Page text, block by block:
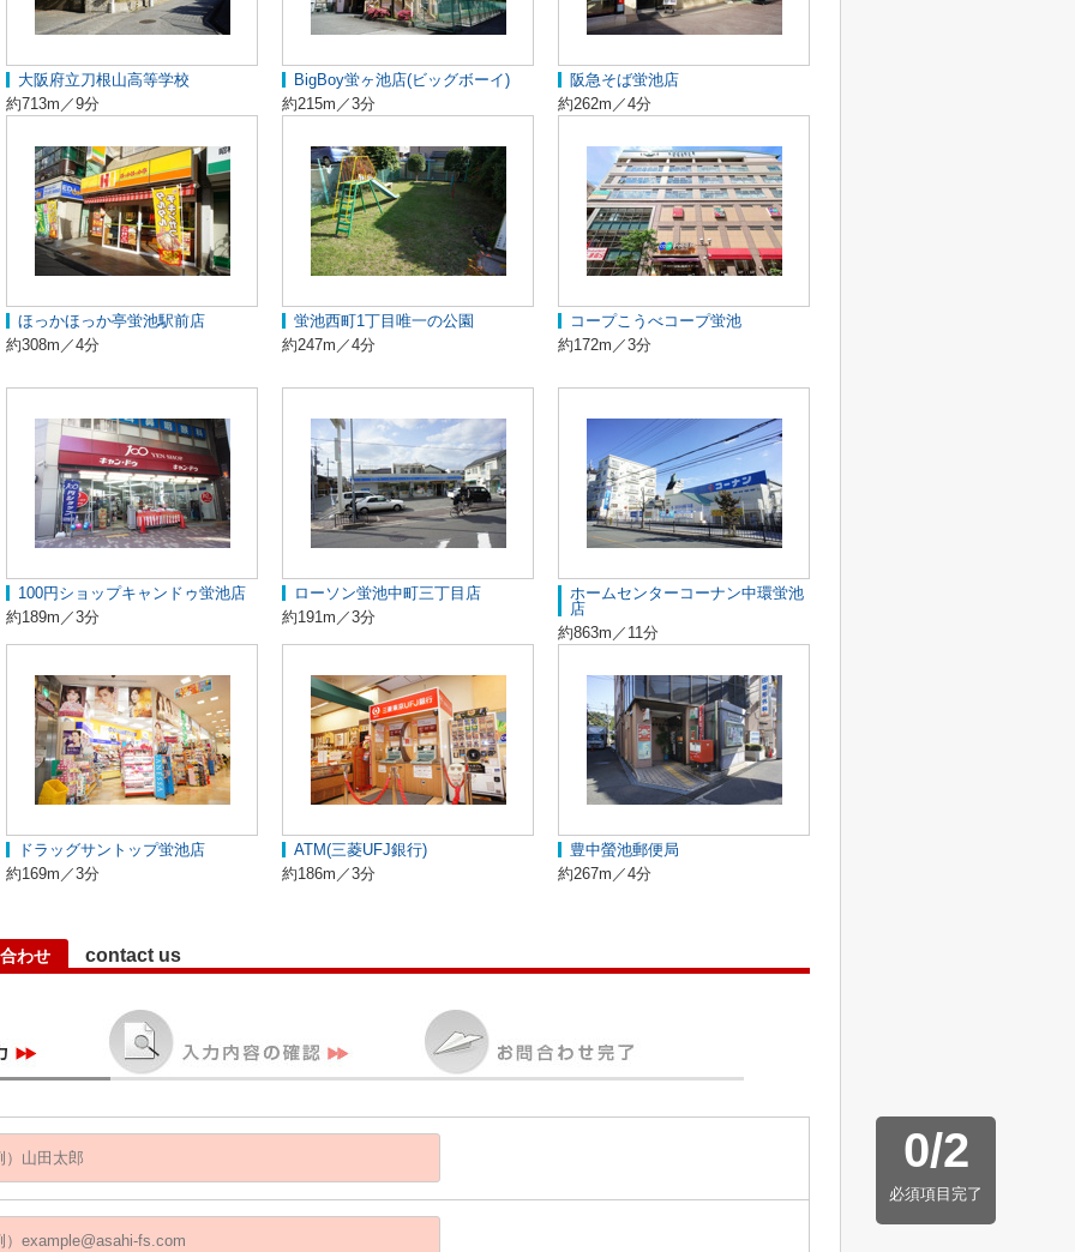
大阪府立刀根山高等学校
約713m／9分
BigBoy蛍ヶ池店(ビッグボーイ)
約215m／3分
阪急そば蛍池店
約262m／4分
ほっかほっか亭蛍池駅前店
約308m／4分
蛍池西町1丁目唯一の公園
約247m／4分
コープこうべコープ蛍池
約172m／3分
100円ショップキャンドゥ蛍池店
約189m／3分
ローソン蛍池中町三丁目店
約191m／3分
ホームセンターコーナン中環蛍池
店
約863m／11分
ドラッグサントップ蛍池店
約169m／3分
ATM(三菱UFJ銀行)
約186m／3分
豊中螢池郵便局
約267m／4分
わせ contact us
0/2
必須項目完了